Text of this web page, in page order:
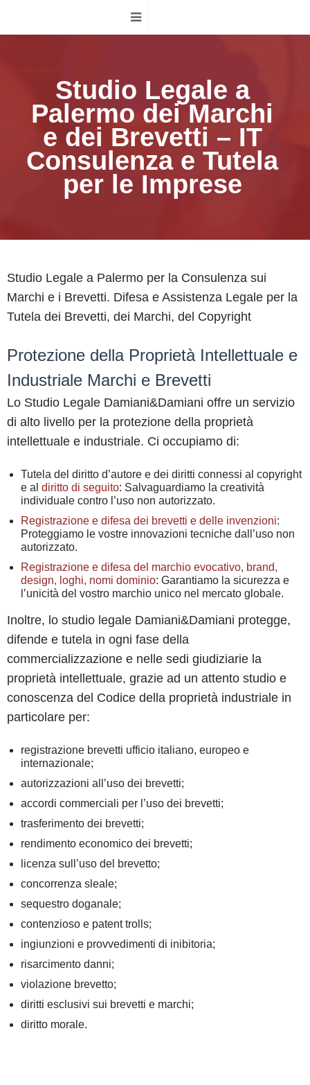
Studio Legale a
Palermo dei Marchi
e dei Brevetti – IT
Consulenza e Tutela
per le Imprese
Studio Legale a Palermo per la Consulenza sui
Marchi e i Brevetti. Difesa e Assistenza Legale per la
Tutela dei Brevetti, dei Marchi, del Copyright
Protezione della Proprietà Intellettuale e
Industriale Marchi e Brevetti
Lo Studio Legale Damiani&Damiani offre un servizio
di alto livello per la protezione della proprietà
intellettuale e industriale. Ci occupiamo di:
Tutela del diritto d’autore e dei diritti connessi al copyright
e al diritto di seguito: Salvaguardiamo la creatività
individuale contro l’uso non autorizzato.
Registrazione e difesa dei brevetti e delle invenzioni:
Proteggiamo le vostre innovazioni tecniche dall’uso non
autorizzato.
Registrazione e difesa del marchio evocativo, brand,
design, loghi, nomi dominio: Garantiamo la sicurezza e
l’unicità del vostro marchio unico nel mercato globale.
Inoltre, lo studio legale Damiani&Damiani protegge,
difende e tutela in ogni fase della
commercializzazione e nelle sedi giudiziarie la
proprietà intellettuale, grazie ad un attento studio e
conoscenza del Codice della proprietà industriale in
particolare per:
registrazione brevetti ufficio italiano, europeo e
internazionale;
autorizzazioni all’uso dei brevetti;
accordi commerciali per l’uso dei brevetti;
trasferimento dei brevetti;
rendimento economico dei brevetti;
licenza sull’uso del brevetto;
concorrenza sleale;
sequestro doganale;
contenzioso e patent trolls;
ingiunzioni e provvedimenti di inibitoria;
risarcimento danni;
violazione brevetto;
diritti esclusivi sui brevetti e marchi;
diritto morale.